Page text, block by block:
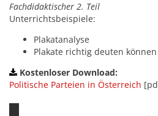
Fachdidaktischer 2. Teil
Unterrichtsbeispiele:
Plakatanalyse
Plakate richtig deuten können
Kostenloser Download:
Politische Parteien in Österreich